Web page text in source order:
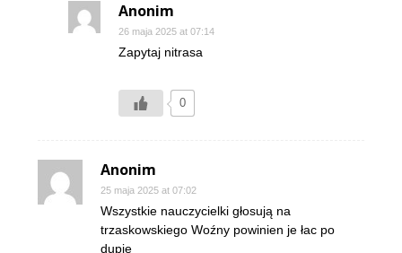
Anonim
26 maja 2025 at 07:14
Zapytaj nitrasa
0
Anonim
25 maja 2025 at 07:02
Wszystkie nauczycielki głosują na
trzaskowskiego Woźny powinien je łac po
dupie